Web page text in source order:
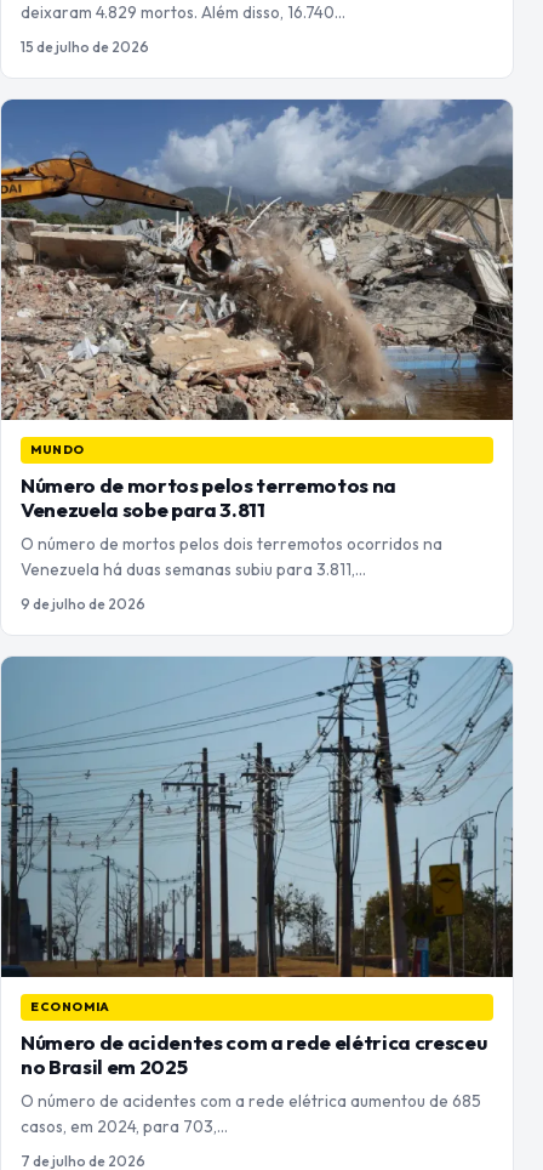
deixaram 4.829 mortos. Além disso, 16.740…
15 de julho de 2026
MUNDO
Número de mortos pelos terremotos na
Venezuela sobe para 3.811
O número de mortos pelos dois terremotos ocorridos na
Venezuela há duas semanas subiu para 3.811,…
9 de julho de 2026
ECONOMIA
Número de acidentes com a rede elétrica cresceu
no Brasil em 2025
O número de acidentes com a rede elétrica aumentou de 685
casos, em 2024, para 703,…
7 de julho de 2026